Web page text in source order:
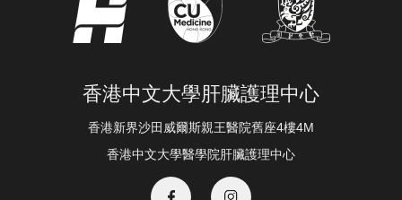
香港中文大學肝臟護理中心
香港新界沙田威爾斯親王醫院舊座4樓4M
香港中文大學醫學院肝臟護理中心